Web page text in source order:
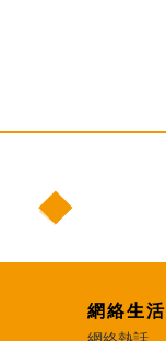
網絡生活